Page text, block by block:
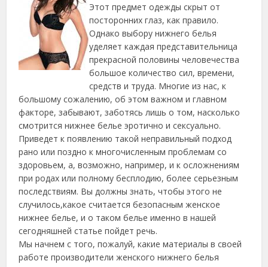
Этот предмет одежды скрыт от
посторонних глаз, как правило.
Однако выбору нижнего белья
уделяет каждая представительница
прекрасной половины человечества
большое количество сил, времени,
средств и труда. Многие из нас, к
большому сожалению, об этом важном и главном
факторе, забывают, заботясь лишь о том, насколько
смотрится нижнее белье эротично и сексуально.
Приведет к появлению такой неправильный подход
рано или поздно к многочисленным проблемам со
здоровьем, а, возможно, например, и к осложнениям
при родах или полному бесплодию, более серьезным
последствиям. Вы должны знать, чтобы этого не
случилось,какое считается безопасным женское
нижнее белье, и о таком белье именно в нашей
сегодняшней статье пойдет речь.
Мы начнем с того, пожалуй, какие материалы в своей
работе производители женского нижнего белья